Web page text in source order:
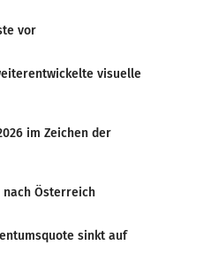
vor
visuelle
im Zeichen der
nach Österreich
sinkt auf